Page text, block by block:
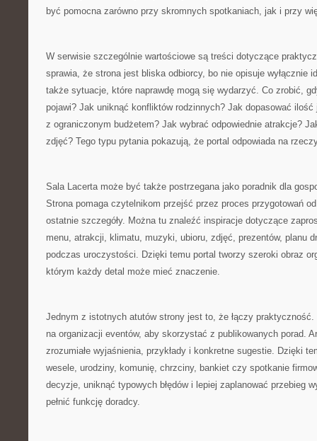
być pomocna zarówno przy skromnych spotkaniach, jak i przy
W serwisie szczególnie wartościowe są treści dotyczące
sprawia, że strona jest bliska odbiorcy, bo nie opisuje wyłącznie
także sytuacje, które naprawdę mogą się wydarzyć. Co zrobić,
pojawi? Jak uniknąć konfliktów rodzinnych? Jak dopasować
z ograniczonym budżetem? Jak wybrać odpowiednie atrakcje?
zdjęć? Tego typu pytania pokazują, że portal odpowiada na
Sala Lacerta może być także postrzegana jako poradnik dla
Strona pomaga czytelnikom przejść przez proces przygotowań
ostatnie szczegóły. Można tu znaleźć inspiracje dotyczące
menu, atrakcji, klimatu, muzyki, ubioru, zdjęć, prezentów, planu
podczas uroczystości. Dzięki temu portal tworzy szeroki obraz
którym każdy detal może mieć znaczenie.
Jednym z istotnych atutów strony jest to, że łączy
na organizacji eventów, aby skorzystać z publikowanych porad.
zrozumiałe wyjaśnienia, przykłady i konkretne sugestie. Dzięki
wesele, urodziny, komunię, chrzciny, bankiet czy spotkanie
decyzje, uniknąć typowych błędów i lepiej zaplanować przebieg
pełnić funkcję doradcy.